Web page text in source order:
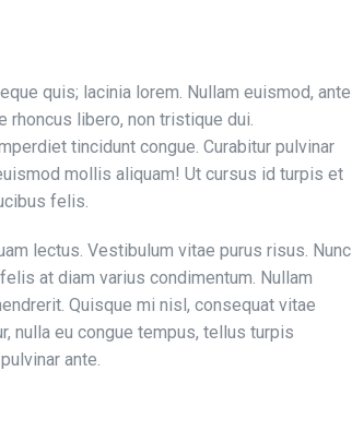
quis; lacinia lorem. Nullam euismod, ante
rhoncus libero, non tristique dui.
tincidunt congue. Curabitur pulvinar
mollis aliquam! Ut cursus id turpis et
felis.
lectus. Vestibulum vitae purus risus. Nunc
at diam varius condimentum. Nullam
Quisque mi nisl, consequat vitae
nulla eu congue tempus, tellus turpis
ante.